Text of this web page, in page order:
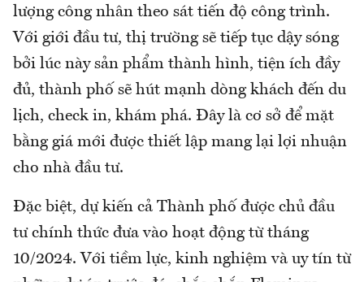
lượng công nhân theo sát tiến độ công trình.
Với giới đầu tư, thị trường sẽ tiếp tục dậy sóng
bởi lúc này sản phẩm thành hình, tiện ích đầy
đủ, thành phố sẽ hút mạnh dòng khách đến du
lịch, check in, khám phá. Đây là cơ sở để mặt
bằng giá mới được thiết lập mang lại lợi nhuận
cho nhà đầu tư.
Đặc biệt, dự kiến cả Thành phố được chủ đầu
tư chính thức đưa vào hoạt động từ tháng
10/2024. Với tiềm lực, kinh nghiệm và uy tín từ